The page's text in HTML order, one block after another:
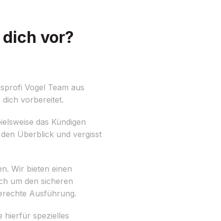
vor?
Vogel Team aus
vorbereitet.
das Kündigen
Überblick und vergisst
Wir bieten einen
um den sicheren
Ausführung.
hierfür spezielles